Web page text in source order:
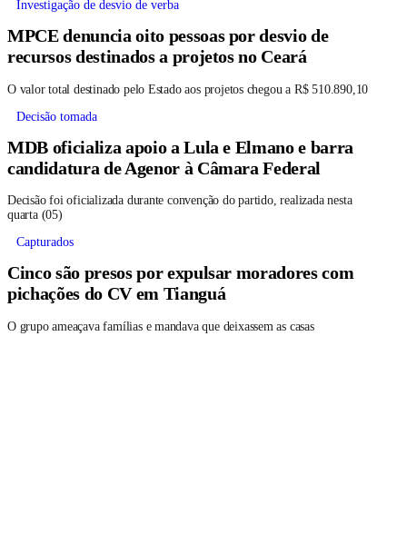
Investigação de desvio de verba
MPCE denuncia oito pessoas por desvio de
recursos destinados a projetos no Ceará
O valor total destinado pelo Estado aos projetos chegou a R$ 510.890,10
Decisão tomada
MDB oficializa apoio a Lula e Elmano e barra
candidatura de Agenor à Câmara Federal
Decisão foi oficializada durante convenção do partido, realizada nesta
quarta (05)
Capturados
Cinco são presos por expulsar moradores com
pichações do CV em Tianguá
O grupo ameaçava famílias e mandava que deixassem as casas